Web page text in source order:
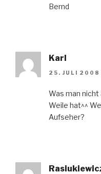
Bernd
Karl
25. JULI 2008
Was man
Weile hat^^
Aufseher?